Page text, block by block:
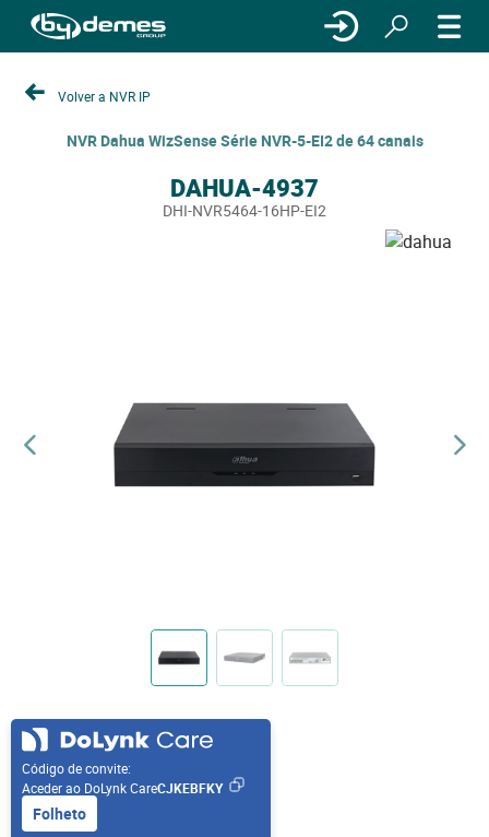
Volver a NVR IP
NVR Dahua WizSense Série NVR-5-EI2 de 64 canais
DAHUA-4937
DHI-NVR5464-16HP-EI2
Código de convite:
Aceder ao DoLynk CareCJKEBFKY
Folheto